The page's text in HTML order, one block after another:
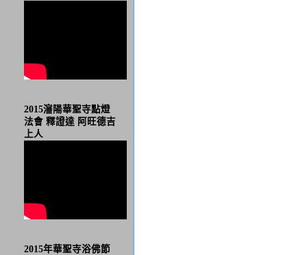
2015瀋陽華聖寺點燈
法會 釋證達 阿旺德吉
上人
2015年華聖寺浴佛節